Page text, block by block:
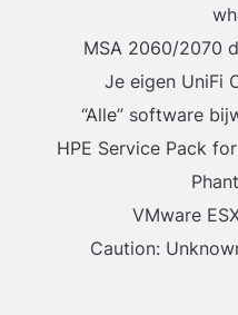
MSA 2060/2070
Je eigen UniFi
“Alle” software
HPE Service Pack
VMware
Caution: